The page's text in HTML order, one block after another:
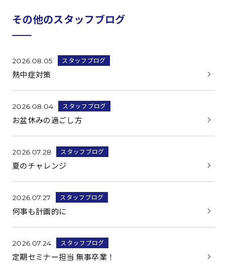
その他のスタッフブログ
2026.08.05 スタッフブログ
熱中症対策
2026.08.04 スタッフブログ
お盆休みの過ごし方
2026.07.28 スタッフブログ
夏のチャレンジ
2026.07.27 スタッフブログ
何事も計画的に
2026.07.24 スタッフブログ
定期セミナー担当 無事卒業！